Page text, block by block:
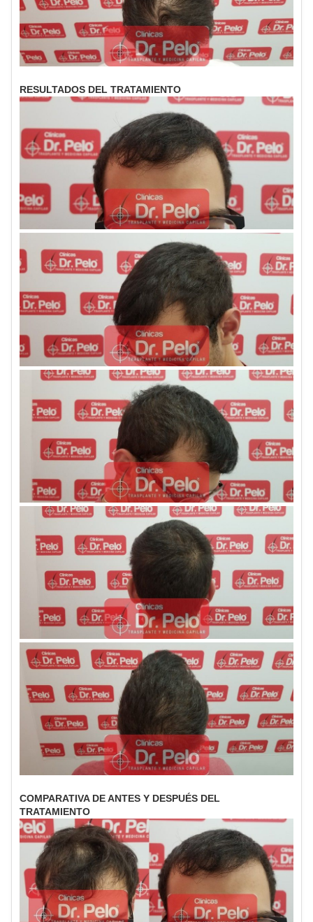
RESULTADOS DEL TRATAMIENTO
COMPARATIVA DE ANTES Y DESPUÉS DEL
TRATAMIENTO